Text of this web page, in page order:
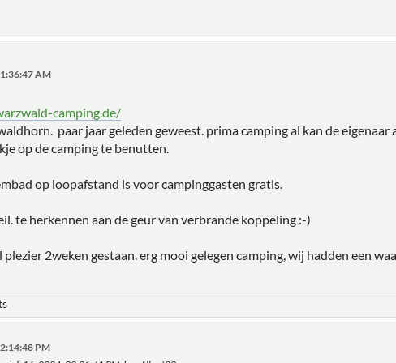
AM
camping.de/
paar jaar geleden geweest. prima camping al kan de
op de camping te benutten.
op loopafstand is voor campinggasten gratis.
te herkennen aan de geur van verbrande koppeling :-)
2weken gestaan. erg mooi gelegen camping, wij hadden een
PM